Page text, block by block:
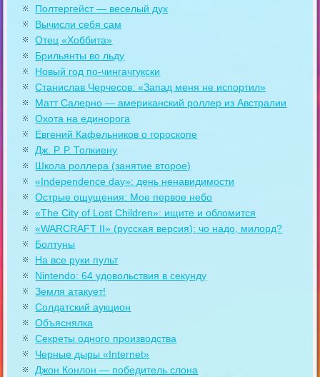
Полтергейст — веселый дух
Вычисли себя сам
Отец «Хоббита»
Брильянты во льду
Новый год по-чингачгукски
Станислав Черчесов: «Запад меня не испортил»
Матт Салерно — американский роллер из Австралии
Охота на единорога
Евгений Кафельников о гороскопе
Дж. Р. Р. Толкиену
Школа роллера (занятие второе)
«Independence day»: день ненавидимости
Острые ощущения: Мое первое небо
«The City of Lost Children»: ищите и обломится
«WARCRAFT II» (русская версия): чо надо, милорд?
Болтуны
На все руки пульт
Nintendo: 64 удовольствия в секунду
Земля атакует!
Солдатский аукцион
Объяснялка
Секреты одного производства
Черные дыры «Internet»
Джон Конлон — победитель слона